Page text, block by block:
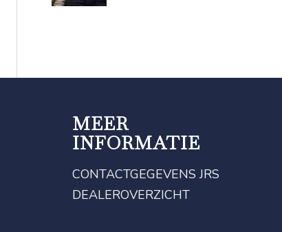
MEER
INFORMATIE
CONTACTGEGEVENS JRS
DEALEROVERZICHT